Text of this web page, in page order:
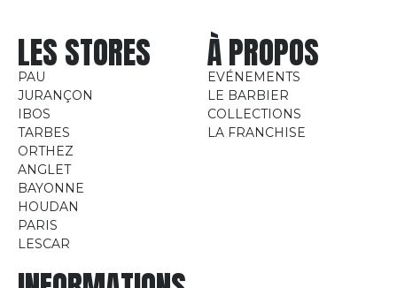
LES STORES
PAU
JURANÇON
IBOS
TARBES
ORTHEZ
ANGLET
BAYONNE
HOUDAN
PARIS
LESCAR
À PROPOS
EVÉNEMENTS
LE BARBIER
COLLECTIONS
LA FRANCHISE